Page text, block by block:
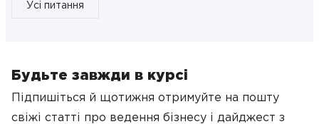
Усі питання
Будьте завжди в курсі
Підпишіться й щотижня отримуйте на пошту
свіжі статті про ведення бізнесу і дайджест з